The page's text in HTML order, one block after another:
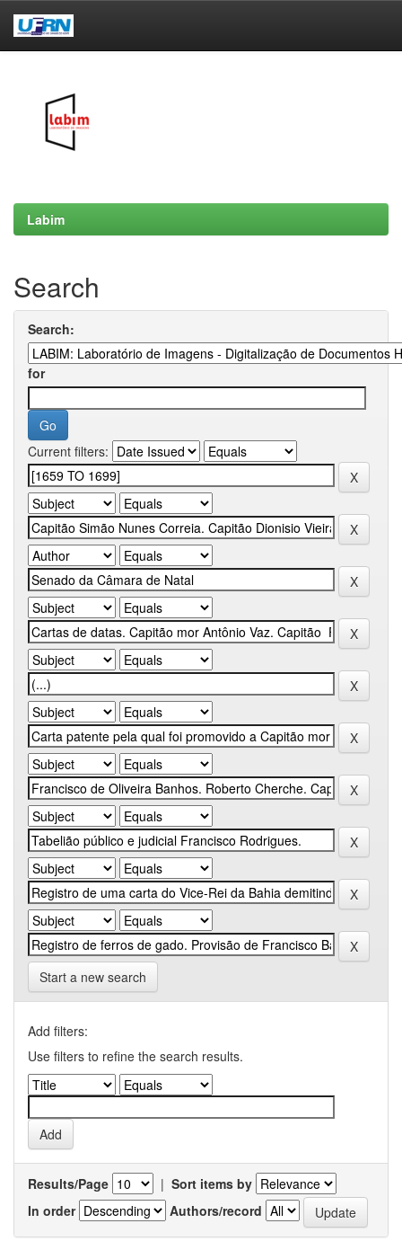
Labim
Search
Search:
for
Current filters:
Start a new search
Add filters:
Use filters to refine the search results.
Results/Page | Sort items by
In order
Authors/record